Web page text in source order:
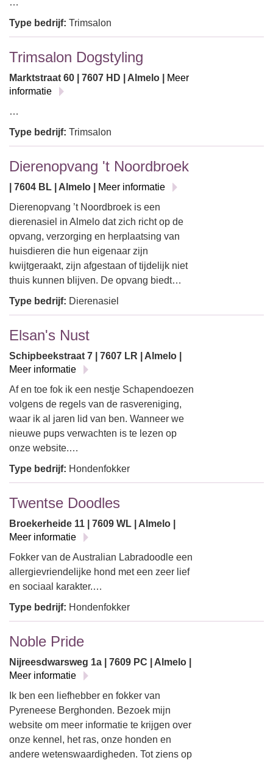
…
Type bedrijf: Trimsalon
Trimsalon Dogstyling
Marktstraat 60 | 7607 HD | Almelo |
Meer
informatie
…
Type bedrijf: Trimsalon
Dierenopvang 't Noordbroek
| 7604 BL | Almelo |
Meer informatie
Dierenopvang ’t Noordbroek is een
dierenasiel in Almelo dat zich richt op de
opvang, verzorging en herplaatsing van
huisdieren die hun eigenaar zijn
kwijtgeraakt, zijn afgestaan of tijdelijk niet
thuis kunnen blijven. De opvang biedt…
Type bedrijf: Dierenasiel
Elsan's Nust
Schipbeekstraat 7 | 7607 LR | Almelo |
Meer informatie
Af en toe fok ik een nestje Schapendoezen
volgens de regels van de rasvereniging,
waar ik al jaren lid van ben. Wanneer we
nieuwe pups verwachten is te lezen op
onze website.…
Type bedrijf: Hondenfokker
Twentse Doodles
Broekerheide 11 | 7609 WL | Almelo |
Meer informatie
Fokker van de Australian Labradoodle een
allergievriendelijke hond met een zeer lief
en sociaal karakter.…
Type bedrijf: Hondenfokker
Noble Pride
Nijreesdwarsweg 1a | 7609 PC | Almelo |
Meer informatie
Ik ben een liefhebber en fokker van
Pyreneese Berghonden. Bezoek mijn
website om meer informatie te krijgen over
onze kennel, het ras, onze honden en
andere wetenswaardigheden. Tot ziens op